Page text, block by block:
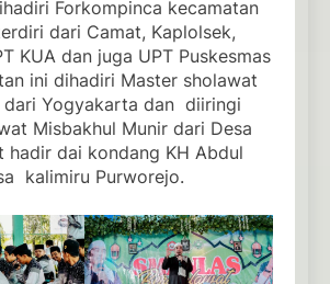
Forkompinca kecamatan
dari Camat, Kaplolsek,
KUA dan juga UPT Puskesmas
ini dihadiri Master sholawat
dari Yogyakarta dan diiringi
Misbakhul Munir dari Desa
hadir dai kondang KH Abdul
kalimiru Purworejo.